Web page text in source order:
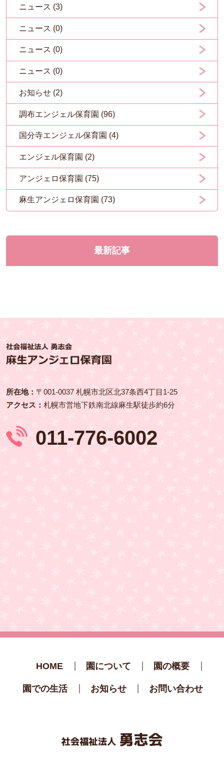
ニュース (3)
ニュース (0)
ニュース (0)
ニュース (0)
お知らせ (2)
調布エンジェル保育園 (96)
国分寺エンジェル保育園 (4)
エンジェル保育園 (2)
アンジェロ保育園 (75)
麻生アンジェロ保育園 (73)
最新記事
所在地： 〒001‑0037 札幌市北区北37条西4丁目1-25
アクセス：札幌市営地下鉄南北線麻生駅徒歩約6分
011-776-6002
HOME 園について 園の概要
園での生活 お知らせ お問い合わせ